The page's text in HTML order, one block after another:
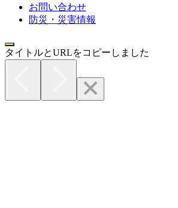
お問い合わせ
防災・災害情報
タイトルとURLをコピーしました